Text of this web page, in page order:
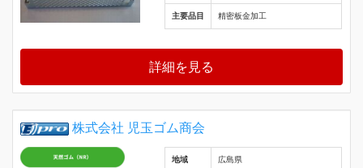
主要品目 精密板金加工
詳細を見る
株式会社 児玉ゴム商会
地域 広島県